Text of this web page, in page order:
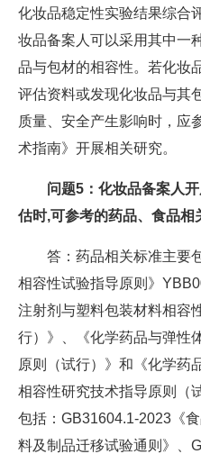
化妆品稳定性实验结果综合
妆品备案人可以采用其中一
品与包材的相容性。若化妆
评估资料或发现化妆品与其
质量、安全产生影响时，应
术指南》开展相关研究。
问题5：化妆品备案人开
估时,可参考的药品、食品相
答：药品相关标准主要包
相容性试验指导原则》
注射剂与塑料包装材料相容
行）》、《化学药品与弹性
原则（试行）》和《化学药
相容性研究技术指导原则（
包括：GB31604.1-2023《
料及制品迁移试验通则》、